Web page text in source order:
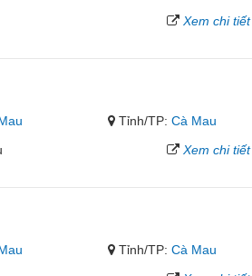
Xem chi tiết
Tỉnh/TP:Cà Mau
Xem chi tiết
Tỉnh/TP:Cà Mau